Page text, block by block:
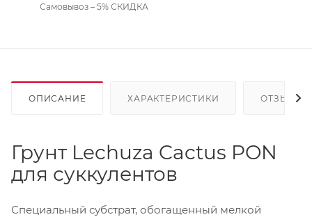
Самовывоз – 5% СКИДКА
ОПИСАНИЕ ХАРАКТЕРИСТИКИ ОТЗЫВЫ
Грунт Lechuza Cactus PON
для суккулентов
Специальный субстрат, обогащенный мелкой